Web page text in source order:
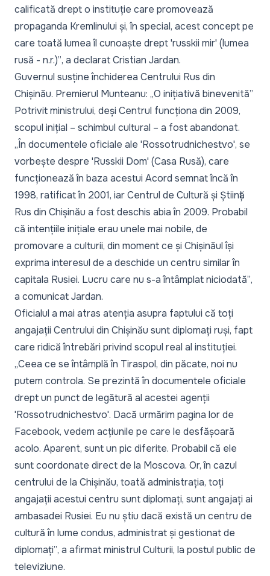
calificată drept o instituție care promovează
propaganda Kremlinului și, în special, acest concept pe
care toată lumea îl cunoaște drept 'russkii mir' (lumea
rusă - n.r.)”, a declarat Cristian Jardan.
Guvernul susține închiderea Centrului Rus din
Chișinău. Premierul Munteanu: „O inițiativă binevenită”
Potrivit ministrului, deși Centrul funcționa din 2009,
scopul inițial – schimbul cultural – a fost abandonat.
„În documentele oficiale ale 'Rossotrudnichestvo', se
vorbește despre 'Russkii Dom' (Casa Rusă), care
funcționează în baza acestui Acord semnat încă în
1998, ratificat în 2001, iar Centrul de Cultură și Știință
Rus din Chișinău a fost deschis abia în 2009. Probabil
că intențiile inițiale erau unele mai nobile, de
promovare a culturii, din moment ce și Chișinăul își
exprima interesul de a deschide un centru similar în
capitala Rusiei. Lucru care nu s-a întâmplat niciodată”,
a comunicat Jardan.
Oficialul a mai atras atenția asupra faptului că toți
angajații Centrului din Chișinău sunt diplomați ruși, fapt
care ridică întrebări privind scopul real al instituției.
„Ceea ce se întâmplă în Tiraspol, din păcate, noi nu
putem controla. Se prezintă în documentele oficiale
drept un punct de legătură al acestei agenții
'Rossotrudnichestvo'. Dacă urmărim pagina lor de
Facebook, vedem acțiunile pe care le desfășoară
acolo. Aparent, sunt un pic diferite. Probabil că ele
sunt coordonate direct de la Moscova. Or, în cazul
centrului de la Chișinău, toată administrația, toți
angajații acestui centru sunt diplomați, sunt angajați ai
ambasadei Rusiei. Eu nu știu dacă există un centru de
cultură în lume condus, administrat și gestionat de
diplomați”, a afirmat ministrul Culturii, la postul public de
televiziune.